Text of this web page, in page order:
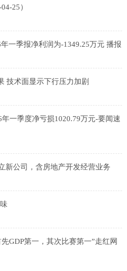
25）
一季报净利润为-1349.25万元 播报
技术面显示下行压力加剧
一季度净亏损1020.79万元-要闻速
新公司，含房地产开发经营业务
GDP第一，其次比赛第一”走红网